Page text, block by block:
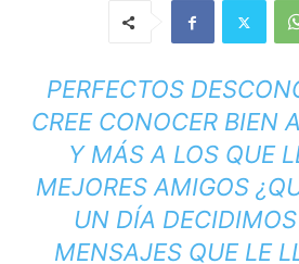
PERFECTOS
CREE CONOCER BIEN
Y MÁS A LOS QUE
MEJORES AMIGOS
UN DÍA
MENSAJES QUE LE